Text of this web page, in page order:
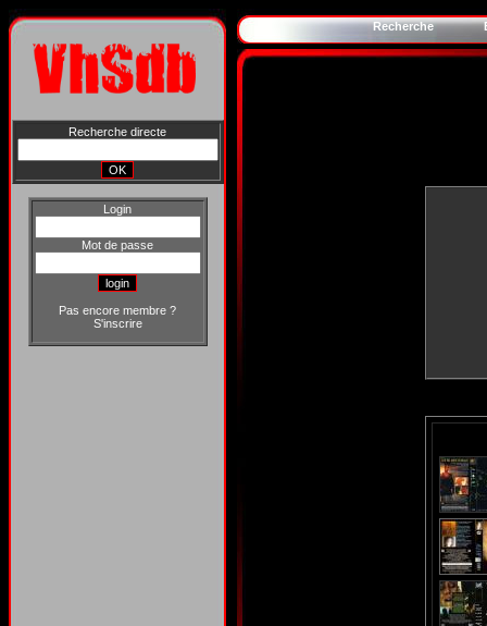
Recherche directe
Login
Mot de passe
Pas encore membre ?
S'inscrire
Recherche